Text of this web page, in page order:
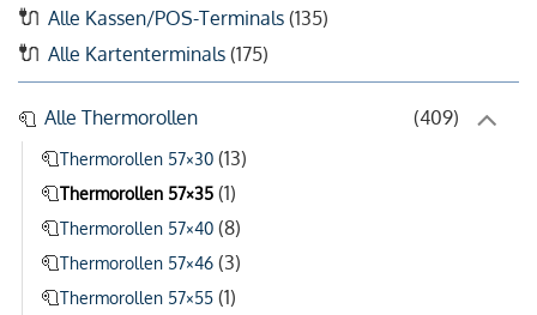
Alle Kassen/POS-Terminals (135)
Alle Kartenterminals (175)
Alle Thermorollen (409)
Thermorollen 57×30 (13)
Thermorollen 57×35 (1)
Thermorollen 57×40 (8)
Thermorollen 57×46 (3)
Thermorollen 57×55 (1)